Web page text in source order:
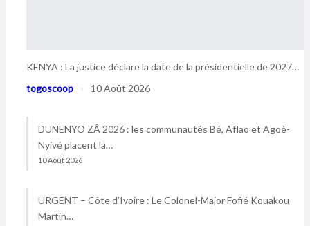
KENYA : La justice déclare la date de la présidentielle de 2027…
togoscoop
10 Août 2026
DUNENYO ZÂ 2026 : les communautés Bé, Aflao et Agoè-
Nyivé placent la…
10 Août 2026
URGENT – Côte d’Ivoire : Le Colonel-Major Fofié Kouakou
Martin…